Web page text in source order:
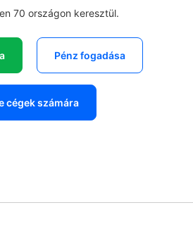
70 országon keresztül.
Pénz fogadása
cégek számára